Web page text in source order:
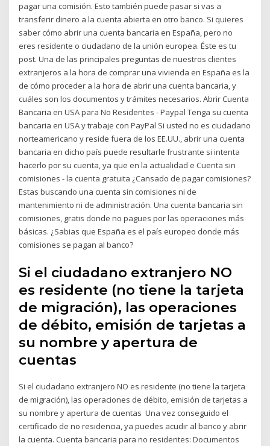
pagar una comisión. Esto también puede pasar si vas a
transferir dinero a la cuenta abierta en otro banco. Si quieres
saber cómo abrir una cuenta bancaria en España, pero no
eres residente o ciudadano de la unión europea. Éste es tu
post. Una de las principales preguntas de nuestros clientes
extranjeros a la hora de comprar una vivienda en España es la
de cómo proceder a la hora de abrir una cuenta bancaria, y
cuáles son los documentos y trámites necesarios. Abrir Cuenta
Bancaria en USA para No Residentes - Paypal Tenga su cuenta
bancaria en USA y trabaje con PayPal Si usted no es ciudadano
norteamericano y reside fuera de los EE.UU., abrir una cuenta
bancaria en dicho país puede resultarle frustrante si intenta
hacerlo por su cuenta, ya que en la actualidad e Cuenta sin
comisiones - la cuenta gratuita ¿Cansado de pagar comisiones?
Estas buscando una cuenta sin comisiones ni de
mantenimiento ni de administración. Una cuenta bancaria sin
comisiones, gratis donde no pagues por las operaciones más
básicas. ¿Sabias que España es el país europeo donde más
comisiones se pagan al banco?
Si el ciudadano extranjero NO
es residente (no tiene la tarjeta
de migración), las operaciones
de débito, emisión de tarjetas a
su nombre y apertura de
cuentas
Si el ciudadano extranjero NO es residente (no tiene la tarjeta
de migración), las operaciones de débito, emisión de tarjetas a
su nombre y apertura de cuentas Una vez conseguido el
certificado de no residencia, ya puedes acudir al banco y abrir
la cuenta. Cuenta bancaria para no residentes: Documentos